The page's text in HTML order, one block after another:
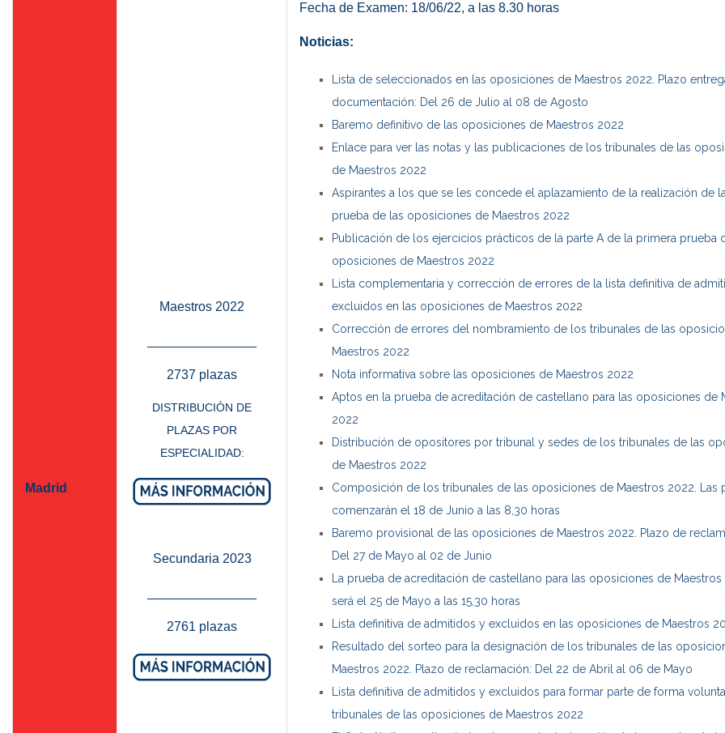
Madrid
Maestros 2022
2737 plazas
DISTRIBUCIÓN DE
PLAZAS POR
ESPECIALIDAD:
Secundaria 2023
2761 plazas
Fecha de Examen: 18/06/22, a las 8.30 horas
Noticias:
Lista de seleccionados en las oposiciones de Maestros 2022. Plazo
documentación: Del 26 de Julio al 08 de Agosto
Baremo definitivo de las oposiciones de Maestros 2022
Enlace para ver las notas y las publicaciones de los tribunales de las
de Maestros 2022
Aspirantes a los que se les concede el aplazamiento de la realización de
prueba de las oposiciones de Maestros 2022
Publicación de los ejercicios prácticos de la parte A de la primera prueba
oposiciones de Maestros 2022
Lista complementaria y corrección de errores de la lista definitiva de
excluidos en las oposiciones de Maestros 2022
Corrección de errores del nombramiento de los tribunales de las
Maestros 2022
Nota informativa sobre las oposiciones de Maestros 2022
Aptos en la prueba de acreditación de castellano para las oposiciones de
2022
Distribución de opositores por tribunal y sedes de los tribunales de las
de Maestros 2022
Composición de los tribunales de las oposiciones de Maestros 2022. Las
comenzarán el 18 de Junio a las 8,30 horas
Baremo provisional de las oposiciones de Maestros 2022. Plazo de
Del 27 de Mayo al 02 de Junio
La prueba de acreditación de castellano para las oposiciones de Maestros
será el 25 de Mayo a las 15,30 horas
Lista definitiva de admitidos y excluidos en las oposiciones de Maestros
Resultado del sorteo para la designación de los tribunales de las
Maestros 2022. Plazo de reclamación: Del 22 de Abril al 06 de Mayo
Lista definitiva de admitidos y excluidos para formar parte de forma
tribunales de las oposiciones de Maestros 2022